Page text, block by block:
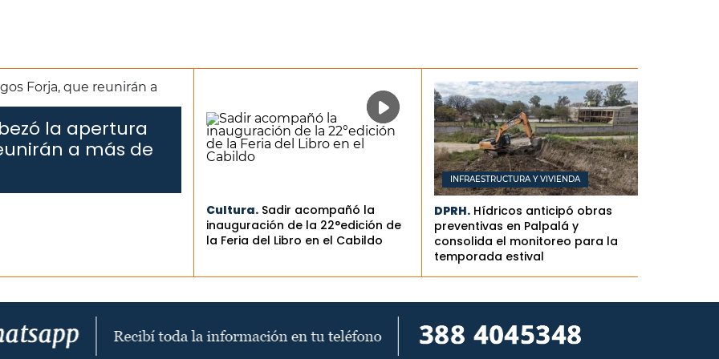
la apertura
a más de
Cultura. Sadir acompañó la
inauguración de la 22°edición de
la Feria del Libro en el Cabildo
INFRAESTRUCTURA Y VIVIENDA
DPRH. Hídricos anticipó obras
preventivas en Palpalá y
consolida el monitoreo para la
temporada estival